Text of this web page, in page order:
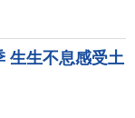
生生不息感受土